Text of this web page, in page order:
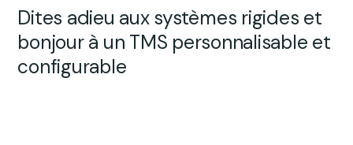
Dites adieu aux systèmes rigides et
bonjour à un TMS personnalisable et
configurable